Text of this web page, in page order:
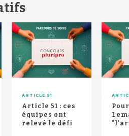
ARTICLE 51
Article 51 : ces
équipes ont
relevé le défi
RETOUR HAUT DE PAGE